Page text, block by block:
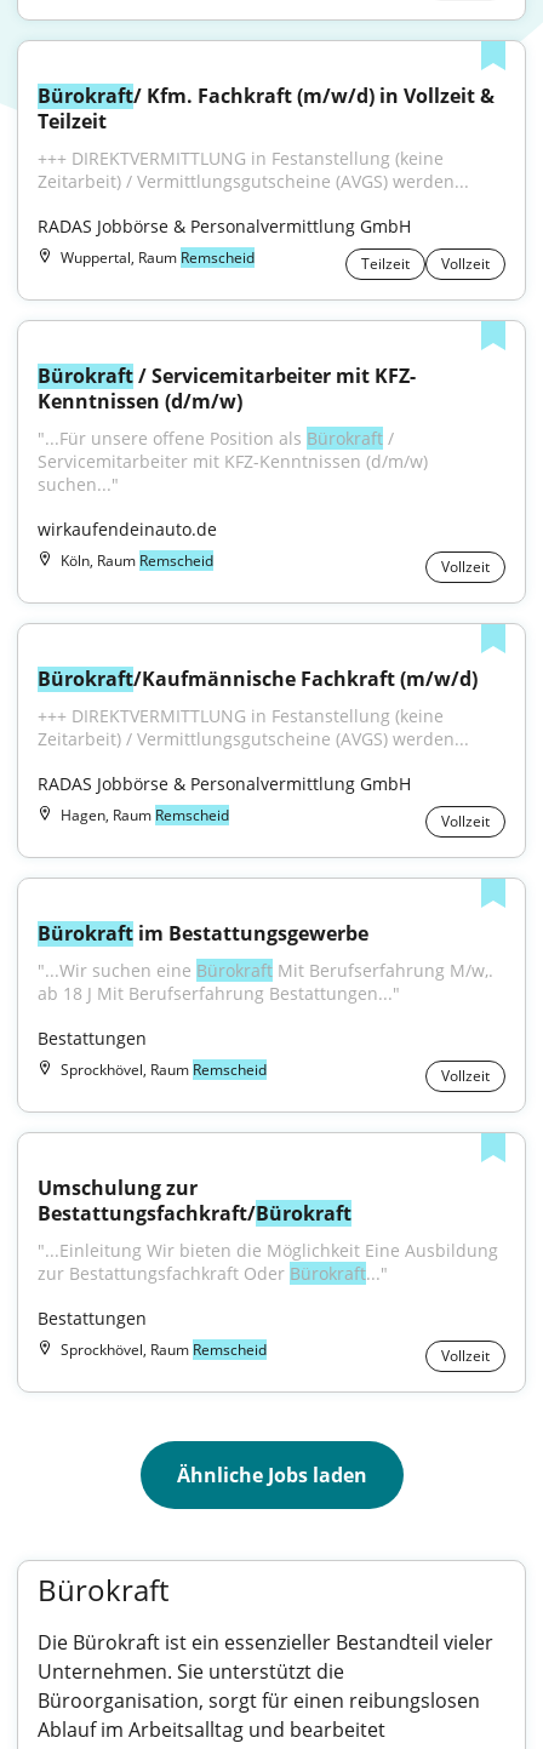
Bürokraft/ Kfm. Fachkraft (m/w/d) in Vollzeit &
Teilzeit
+++ DIREKTVERMITTLUNG in Festanstellung (keine
Zeitarbeit) / Vermittlungsgutscheine (AVGS) werden...
RADAS Jobbörse & Personalvermittlung GmbH
Wuppertal, Raum Remscheid Teilzeit Vollzeit
Bürokraft / Servicemitarbeiter mit KFZ-
Kenntnissen (d/m/w)
"...Für unsere offene Position als Bürokraft /
Servicemitarbeiter mit KFZ-Kenntnissen (d/m/w)
suchen..."
wirkaufendeinauto.de
Köln, Raum Remscheid Vollzeit
Bürokraft/Kaufmännische Fachkraft (m/w/d)
+++ DIREKTVERMITTLUNG in Festanstellung (keine
Zeitarbeit) / Vermittlungsgutscheine (AVGS) werden...
RADAS Jobbörse & Personalvermittlung GmbH
Hagen, Raum Remscheid Vollzeit
Bürokraft im Bestattungsgewerbe
"...Wir suchen eine Bürokraft Mit Berufserfahrung M/w,.
ab 18 J Mit Berufserfahrung Bestattungen..."
Bestattungen
Sprockhövel, Raum Remscheid Vollzeit
Umschulung zur
Bestattungsfachkraft/Bürokraft
"...Einleitung Wir bieten die Möglichkeit Eine Ausbildung
zur Bestattungsfachkraft Oder Bürokraft..."
Bestattungen
Sprockhövel, Raum Remscheid Vollzeit
Ähnliche Jobs laden
Bürokraft
Die Bürokraft ist ein essenzieller Bestandteil vieler
Unternehmen. Sie unterstützt die
Büroorganisation, sorgt für einen reibungslosen
Ablauf im Arbeitsalltag und bearbeitet